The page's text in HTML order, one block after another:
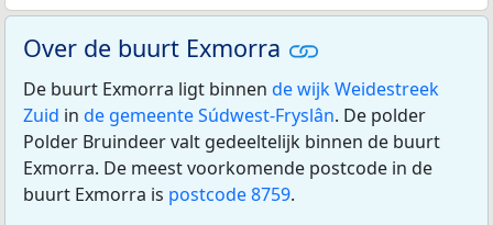
Over de buurt Exmorra
De buurt Exmorra ligt binnen de wijk Weidestreek
Zuid in de gemeente Súdwest-Fryslân. De polder
Polder Bruindeer valt gedeeltelijk binnen de buurt
Exmorra. De meest voorkomende postcode in de
buurt Exmorra is postcode 8759.